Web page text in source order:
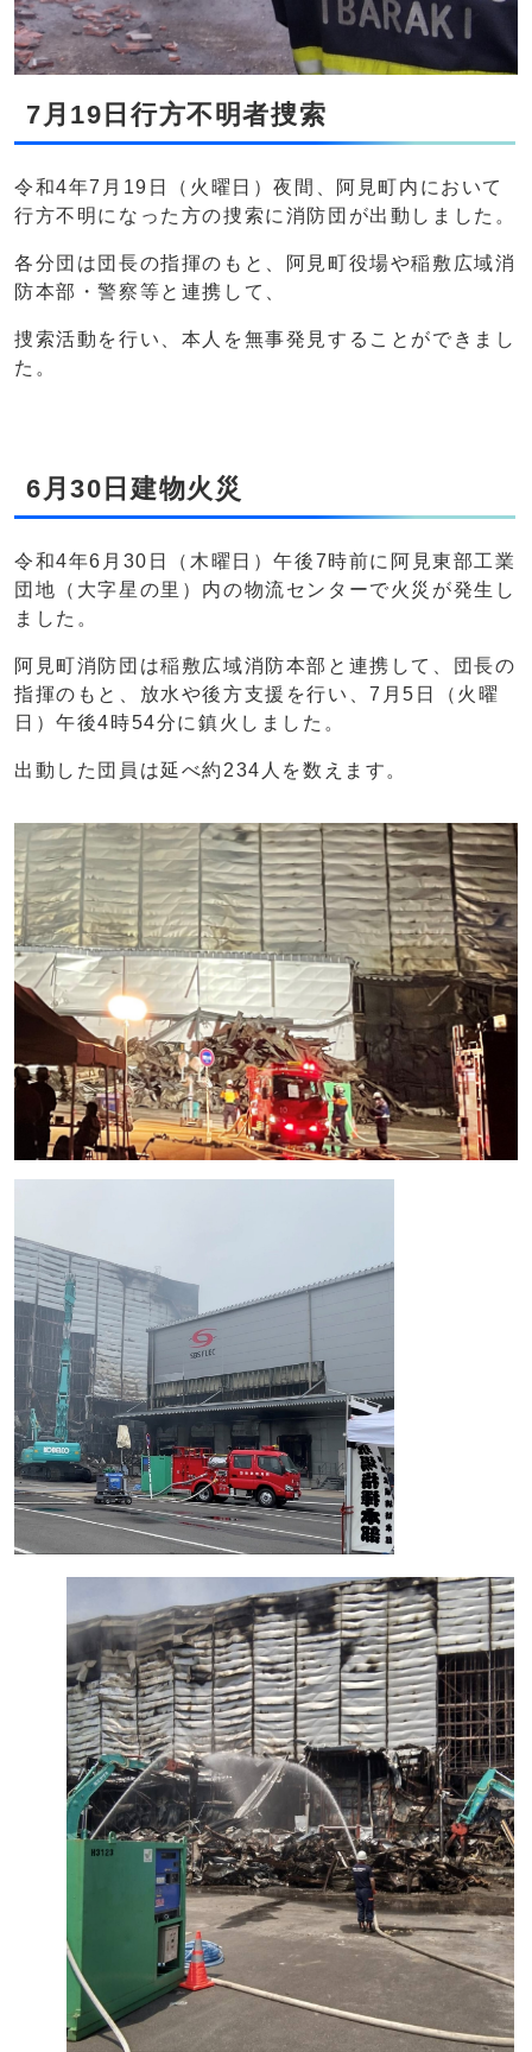
7月19日行方不明者捜索
令和4年7月19日（火曜日）夜間、阿見町内において
行方不明になった方の捜索に消防団が出動しました。
各分団は団長の指揮のもと、阿見町役場や稲敷広域消
防本部・警察等と連携して、
捜索活動を行い、本人を無事発見することができまし
た。
6月30日建物火災
令和4年6月30日（木曜日）午後7時前に阿見東部工業
団地（大字星の里）内の物流センターで火災が発生し
ました。
阿見町消防団は稲敷広域消防本部と連携して、団長の
指揮のもと、放水や後方支援を行い、7月5日（火曜
日）午後4時54分に鎮火しました。
出動した団員は延べ約234人を数えます。